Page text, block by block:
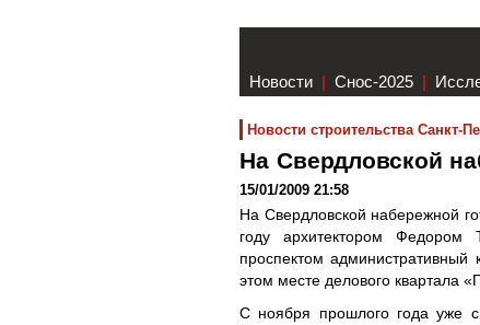
Новости | Снос-2025 |
Новости строительства Санкт-
На Свердловской
15/01/2009 21:58
На Свердловской набережной
году архитектором Федором
проспектом административный
этом месте делового квартала
С ноября прошлого года уже